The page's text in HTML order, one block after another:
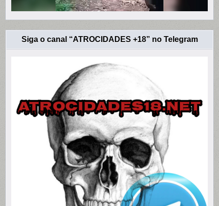
Siga o canal “ATROCIDADES +18” no Telegram